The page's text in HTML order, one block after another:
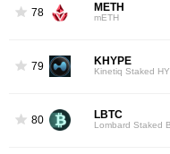
78 METH
mETH
79 KHYPE
Kinetiq Staked
80 LBTC
Lombard Staked